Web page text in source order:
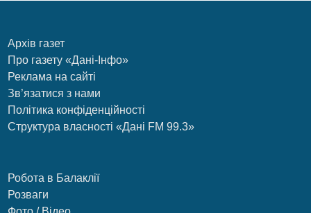
Архів газет
Про газету «Дані-Інфо»
Реклама на сайті
Зв’язатися з нами
Політика конфіденційності
Структура власності «Дані FM 99.3»
Робота в Балаклії
Розваги